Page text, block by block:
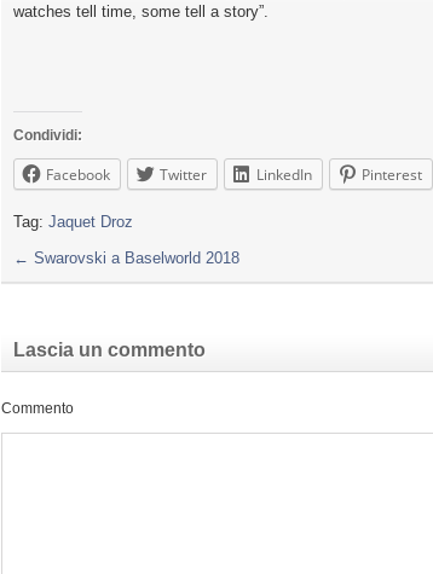
watches tell time, some tell a story”.
Condividi:
Facebook Twitter LinkedIn Pinterest
Tag: Jaquet Droz
← Swarovski a Baselworld 2018
Lascia un commento
Commento